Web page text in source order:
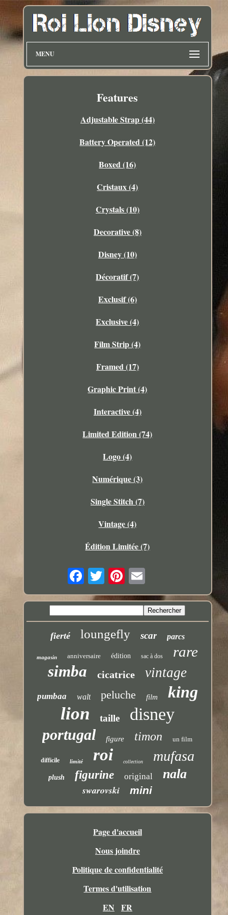
MENU
Features
Adjustable Strap (44)
Battery Operated (12)
Boxed (16)
Cristaux (4)
Crystals (10)
Decorative (8)
Disney (10)
Décoratif (7)
Exclusif (6)
Exclusive (4)
Film Strip (4)
Framed (17)
Graphic Print (4)
Interactive (4)
Limited Edition (74)
Logo (4)
Numérique (3)
Single Stitch (7)
Vintage (4)
Édition Limitée (7)
fierté loungefly scar parcs
magasin anniversaire édition sac à dos rare
simba cicatrice vintage
pumbaa walt peluche film king
lion taille disney
portugal figure timon un film
difficile limité roi collection mufasa
plush figurine original nala
swarovski mini
Page d'accueil
Nous joindre
Politique de confidentialité
Termes d'utilisation
EN
FR